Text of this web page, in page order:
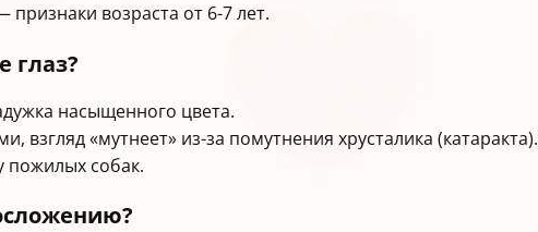
возраста от 6-7 лет.
глаз?
насыщенного цвета.
взгляд «мутнеет» из-за помутнения хрусталика (катаракта).
пожилых собак.